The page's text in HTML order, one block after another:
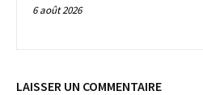
6 août 2026
LAISSER UN COMMENTAIRE